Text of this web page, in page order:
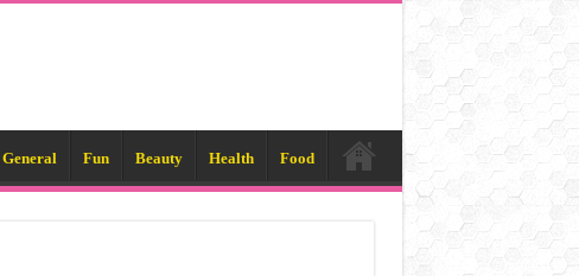
Food
Health
Beauty
Fun
General